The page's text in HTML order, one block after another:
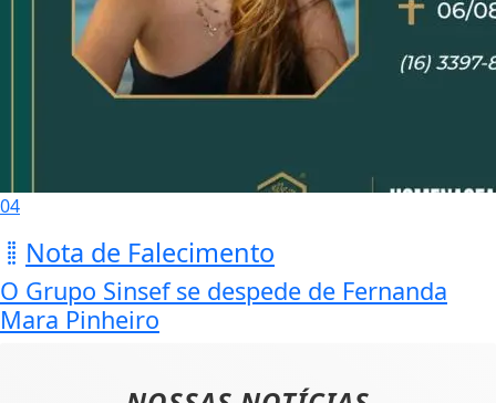
04
Nota de Falecimento
O Grupo Sinsef se despede de Fernanda
Mara Pinheiro